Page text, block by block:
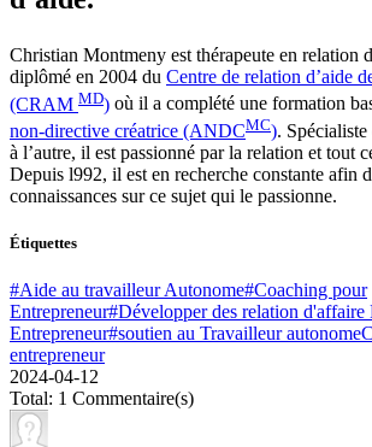
Christian Montmeny est thérapeute en relation
diplômé en 2004 du Centre de relation d’aide
(CRAM MD) où il a complété une formation
non-directive créatrice (ANDCMC).
à l’autre, il est passionné par la relation et tout
Depuis l992, il est en recherche constante afin
connaissances sur ce sujet qui le passionne.
Étiquettes
#Aide au travailleur Autonome#Coaching pour
Entrepreneur#Développer des relation d'affaire
Entrepreneur#soutien au Travailleur autonome
entrepreneur
2024-04-12
Total: 1 Commentaire(s)